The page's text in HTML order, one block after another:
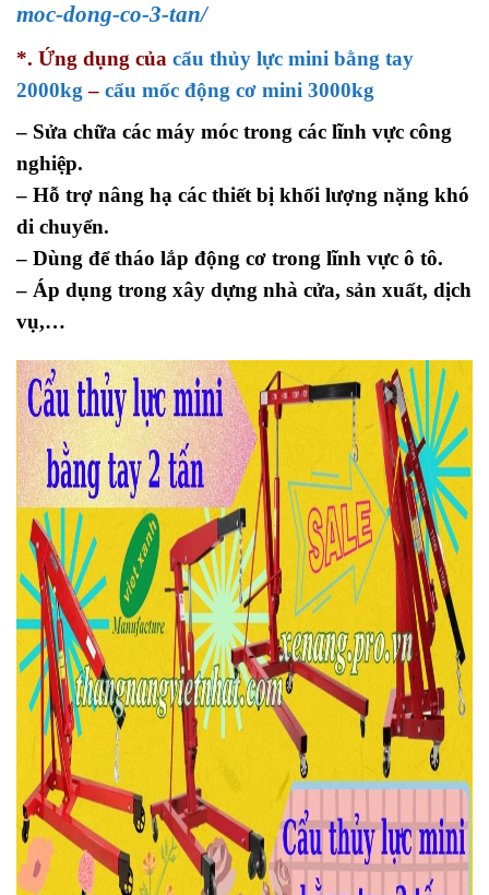
moc-dong-co-3-tan/
*. Ứng dụng của cẩu thủy lực mini bằng tay
2000kg – cẩu mốc động cơ mini 3000kg
– Sửa chữa các máy móc trong các lĩnh vực công
nghiệp.
– Hỗ trợ nâng hạ các thiết bị khối lượng nặng khó
di chuyển.
– Dùng để tháo lắp động cơ trong lĩnh vực ô tô.
– Áp dụng trong xây dựng nhà cửa, sản xuất, dịch
vụ,…